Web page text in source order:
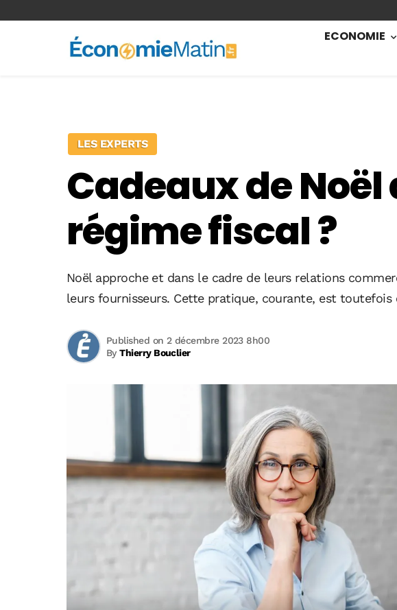
ECONOMIE
LES EXPERTS
Cadeaux de
régime fiscal ?
Noël approche et dans le cadre de leurs relations
leurs fournisseurs. Cette pratique, courante, est toutefois
ByThierry Bouclier
Published on 2 décembre 2023 8h00